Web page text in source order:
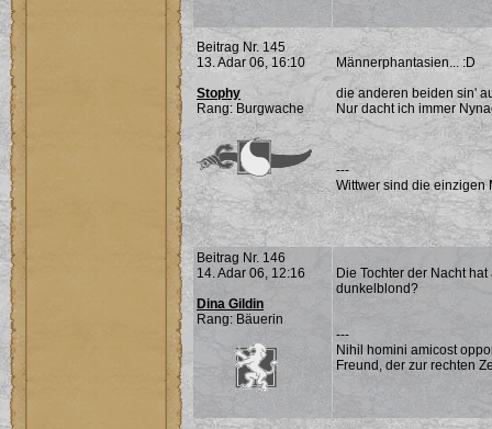
Beitrag Nr. 145
13. Adar 06, 16:10
Stophy
Rang: Burgwache
Männerphantasien... :D
die anderen beiden sin'
Nur dacht ich immer
---
Wittwer sind die einzigen
Beitrag Nr. 146
14. Adar 06, 12:16
Dina Gildin
Rang: Bäuerin
Die Tochter der Nacht
dunkelblond?
---
Nihil homini amicost
Freund, der zur rechten